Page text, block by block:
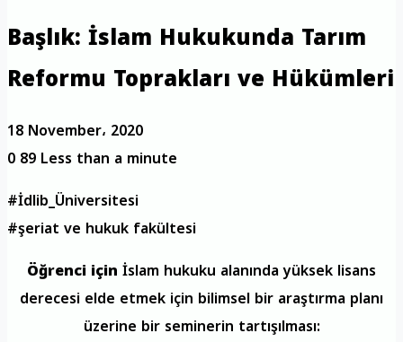
Başlık: İslam Hukukunda Tarım
Reformu Toprakları ve Hükümleri
18 November، 2020
089Less than a minute
#İdlib_Üniversitesi
#şeriat ve hukuk fakültesi
Öğrenci içinİslam hukuku alanında yüksek lisans
derecesi elde etmek için bilimsel bir araştırma planı
üzerine bir seminerin tartışılması: